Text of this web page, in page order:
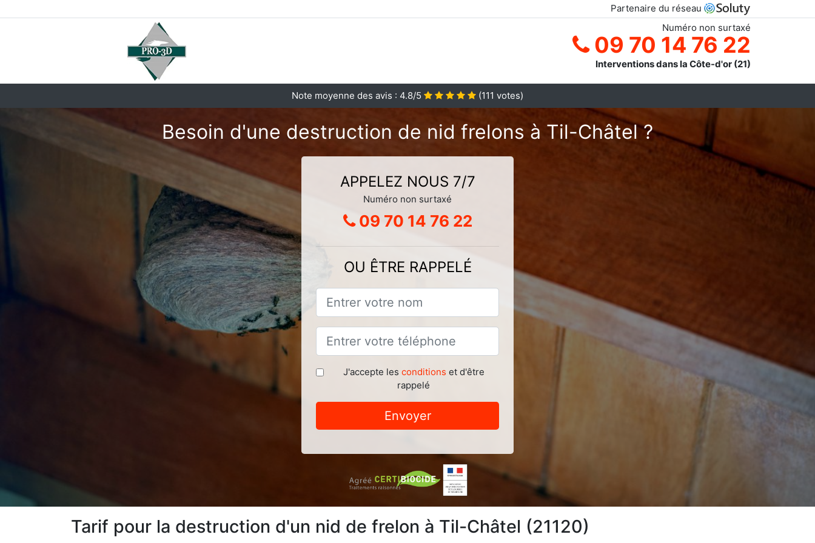
Partenaire du réseau
Numéro non surtaxé
09 70 14 76 22
Interventions dans la Côte-d'or (21)
Note moyenne des avis : 4.8/5 (111 votes)
Besoin d'une destruction de nid frelons à Til-Châtel ?
APPELEZ NOUS 7/7
Numéro non surtaxé
09 70 14 76 22
OU ÊTRE RAPPELÉ
J'accepte les conditions et d'être
rappelé
Envoyer
Tarif pour la destruction d'un nid de frelon à Til-Châtel (21120)